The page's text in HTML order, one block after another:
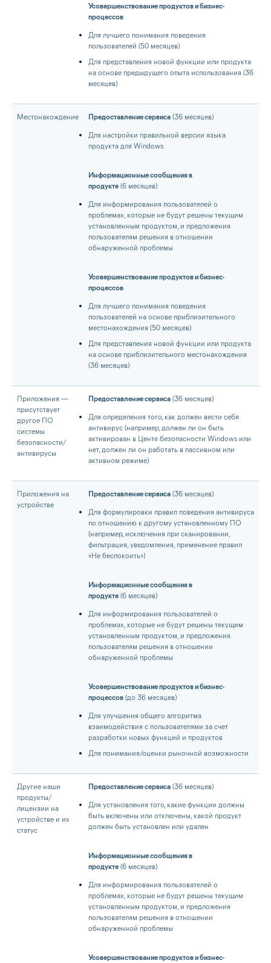
Усовершенствование продуктов и бизнес-
процессов
Для лучшего понимания поведения
пользователей (50 месяцев)
Для представления новой функции или продукта
на основе предыдущего опыта использования (36
месяцев)
Местонахождение Предоставление сервиса (36 месяцев)
Для настройки правильной версии языка
продукта для Windows
Информационные сообщения в
продукте (6 месяцев)
Для информирования пользователей о
проблемах, которые не будут решены текущим
установленным продуктом, и предложения
пользователям решения в отношении
обнаруженной проблемы
Усовершенствование продуктов и бизнес-
процессов
Для лучшего понимания поведения
пользователей на основе приблизительного
местонахождения (50 месяцев)
Для представления новой функции или продукта
на основе приблизительного местонахождения
(36 месяцев)
Приложения —
присутствует
другое ПО
системы
безопасности/
антивирусы
Предоставление сервиса (36 месяцев)
Для определения того, как должен вести себя
антивирус (например, должен ли он быть
активирован в Центе безопасности Windows или
нет, должен ли он работать в пассивном или
активном режиме)
Приложения на
устройстве
Предоставление сервиса (36 месяцев)
Для формулировки правил поведения антивируса
по отношению к другому установленному ПО
(например, исключения при сканировании,
фильтрация, уведомления, применение правил
«Не беспокоить»)
Информационные сообщения в
продукте (6 месяцев)
Для информирования пользователей о
проблемах, которые не будут решены текущим
установленным продуктом, и предложения
пользователям решения в отношении
обнаруженной проблемы
Усовершенствование продуктов и бизнес-
процессов (до 36 месяцев)
Для улучшения общего алгоритма
взаимодействия с пользователями за счет
разработки новых функций и продуктов
Для понимания/оценки рыночной возможности
Другие наши
продукты/
лицензии на
устройстве и их
статус
Предоставление сервиса (36 месяцев)
Для установления того, какие функции должны
быть включены или отключены, какой продукт
должен быть установлен или удален
Информационные сообщения в
продукте (6 месяцев)
Для информирования пользователей о
проблемах, которые не будут решены текущим
установленным продуктом, и предложения
пользователям решения в отношении
обнаруженной проблемы
Усовершенствование продуктов и бизнес-